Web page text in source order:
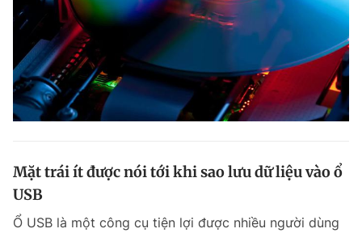
Mặt trái ít được nói tới khi sao lưu dữ liệu vào ổ
USB
Ổ USB là một công cụ tiện lợi được nhiều người dùng